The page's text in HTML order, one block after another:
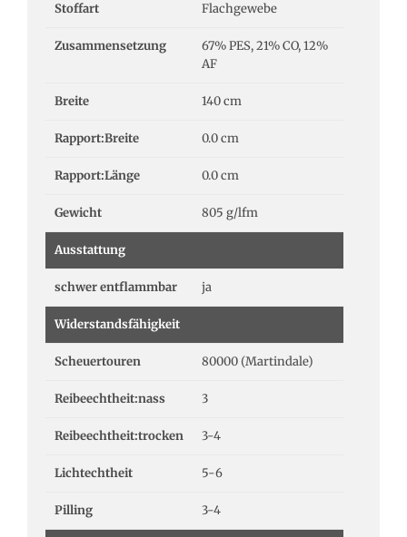
Stoffart Flachgewebe
Zusammensetzung
67% PES, 21% CO, 12%
AF
Breite 140 cm
Rapport:Breite 0.0 cm
Rapport:Länge 0.0 cm
Gewicht 805 g/lfm
Ausstattung
schwer entflammbar ja
Widerstandsfähigkeit
Scheuertouren 80000 (Martindale)
Reibeechtheit:nass 3
Reibeechtheit:trocken 3-4
Lichtechtheit 5-6
Pilling 3-4